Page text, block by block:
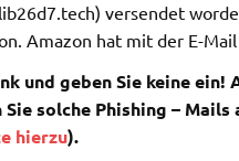
) versendet
Amazon hat mit der E-
und geben Sie keine ein!
solche Phishing – Mails
hierzu).